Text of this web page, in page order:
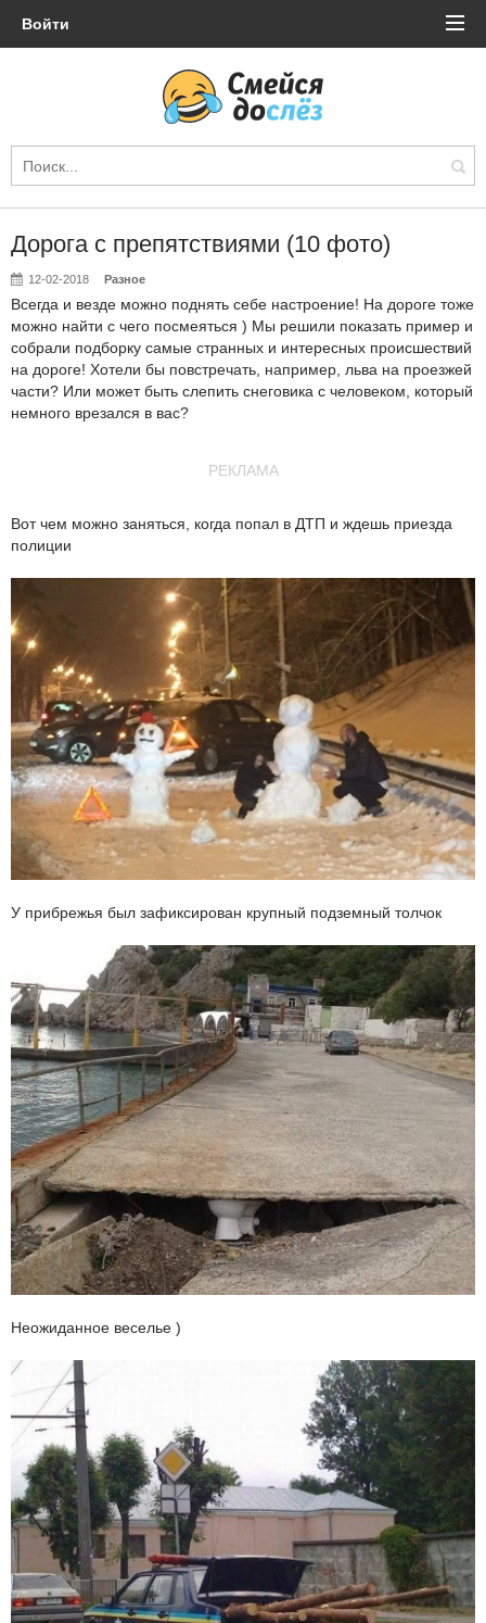
Войти
Дорога с препятствиями (10 фото)
12-02-2018 Разное
Всегда и везде можно поднять себе настроение! На дороге тоже
можно найти с чего посмеяться ) Мы решили показать пример и
собрали подборку самые странных и интересных происшествий
на дороге! Хотели бы повстречать, например, льва на проезжей
части? Или может быть слепить снеговика с человеком, который
немного врезался в вас?
РЕКЛАМА
Вот чем можно заняться, когда попал в ДТП и ждешь приезда
полиции
У прибрежья был зафиксирован крупный подземный толчок
Неожиданное веселье )